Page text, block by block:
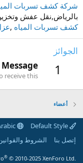
شركة كشف تسربات
بالرياض,نقل عفش
كشف تسربات المياه ,
الجوائز
1
receive this.
أعضاء
Arabic
إتصل بنا
الشروط
® © 2010-2025 XenForo Ltd.